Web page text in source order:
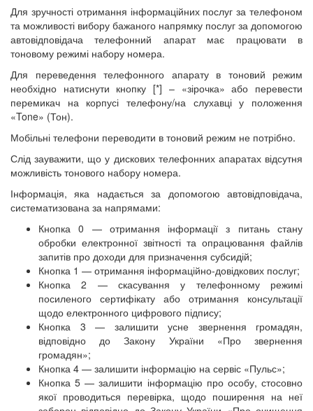
Для зручності отримання інформаційних послуг за телефоном
та можливості вибору бажаного напрямку послуг за допомогою
автовідповідача телефонний апарат має працювати в
тоновому режимі набору номера.
Для переведення телефонного апарату в тоновий режим
необхідно натиснути кнопку [*] – «зірочка» або перевести
перемикач на корпусі телефону/на слухавці у положення
«Tone» (Тон).
Мобільні телефони переводити в тоновий режим не потрібно.
Слід зауважити, що у дискових телефонних апаратах відсутня
можливість тонового набору номера.
Інформація, яка надається за допомогою автовідповідача,
систематизована за напрямами:
Кнопка 0 — отримання інформації з питань стану
обробки електронної звітності та опрацювання файлів
запитів про доходи для призначення субсидій;
Кнопка 1 — отримання інформаційно-довідкових послуг;
Кнопка 2 — скасування у телефонному режимі
посиленого сертифікату або отримання консультації
щодо електронного цифрового підпису;
Кнопка 3 — залишити усне звернення громадян,
відповідно до Закону України «Про звернення
громадян»;
Кнопка 4 — залишити інформацію на сервіс «Пульс»;
Кнопка 5 — залишити інформацію про особу, стосовно
якої проводиться перевірка, щодо поширення на неї